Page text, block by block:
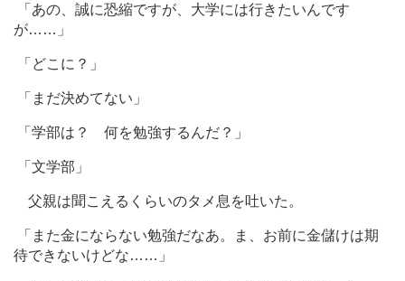
「あの、誠に恐縮ですが、大学には行きたいんです
が… …」
「どこに？」
「まだ決めてない」
「学部は？ 何を勉強するんだ？」
「文学部」
父親は聞こえるくらいのタメ息を吐いた。
「また金にならない勉強だなあ。ま、お前に金儲けは期
待できないけどな… …」